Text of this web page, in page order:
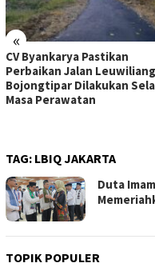
«
CV Byankarya Pastikan
Perbaikan Jalan
Bojongtipar Dilakukan
Masa Perawatan
TAG: LBIQ JAKARTA
Duta
TOPIK POPULER